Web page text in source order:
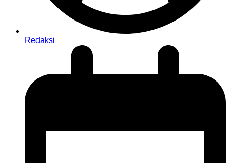
Redaksi